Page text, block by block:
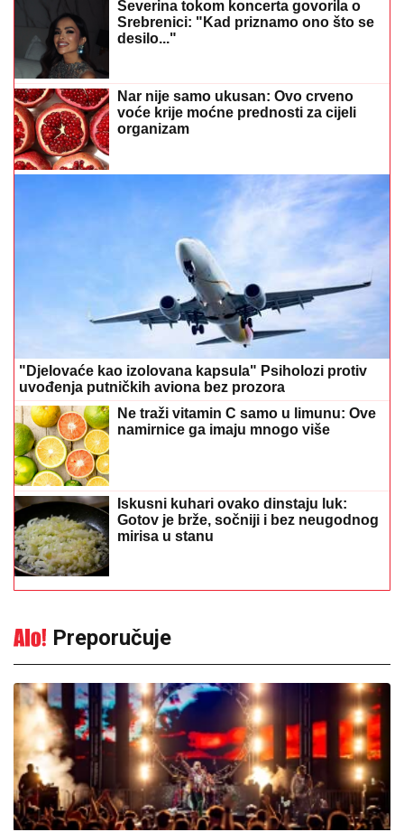
Severina tokom koncerta govorila o
Srebrenici: "Kad priznamo ono što se
desilo..."
Nar nije samo ukusan: Ovo crveno
voće krije moćne prednosti za cijeli
organizam
"Djelovaće kao izolovana kapsula" Psiholozi protiv
uvođenja putničkih aviona bez prozora
Ne traži vitamin C samo u limunu: Ove
namirnice ga imaju mnogo više
Iskusni kuhari ovako dinstaju luk:
Gotov je brže, sočniji i bez neugodnog
mirisa u stanu
Preporučuje